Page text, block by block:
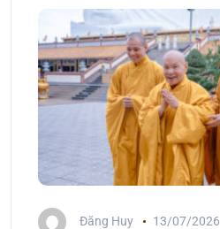
Đăng Huy 13/07/2026